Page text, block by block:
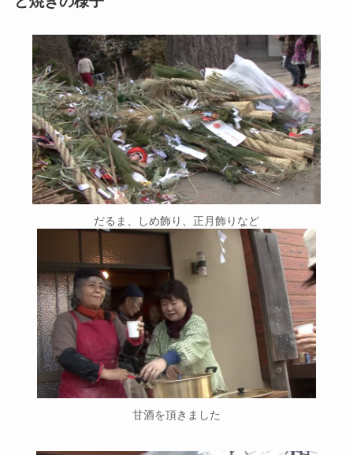
だるま、しめ飾り、正月飾りなど
甘酒を頂きました